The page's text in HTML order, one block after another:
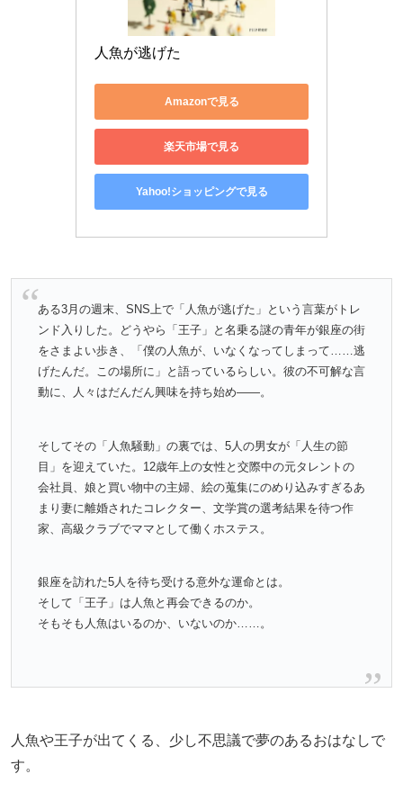
人魚が逃げた
Amazonで見る
楽天市場で見る
Yahoo!ショッピングで見る
ある3月の週末、SNS上で「人魚が逃げた」という言葉がトレ
ンド入りした。どうやら「王子」と名乗る謎の青年が銀座の街
をさまよい歩き、「僕の人魚が、いなくなってしまって……逃
げたんだ。この場所に」と語っているらしい。彼の不可解な言
動に、人々はだんだん興味を持ち始め――。
そしてその「人魚騒動」の裏では、5人の男女が「人生の節
目」を迎えていた。12歳年上の女性と交際中の元タレントの
会社員、娘と買い物中の主婦、絵の蒐集にのめり込みすぎるあ
まり妻に離婚されたコレクター、文学賞の選考結果を待つ作
家、高級クラブでママとして働くホステス。
銀座を訪れた5人を待ち受ける意外な運命とは。
そして「王子」は人魚と再会できるのか。
そもそも人魚はいるのか、いないのか……。
人魚や王子が出てくる、少し不思議で夢のあるおはなしで
す。